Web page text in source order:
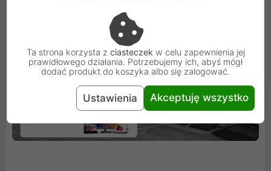
Ta strona korzysta z ciasteczek w celu zapewnienia jej
prawidłowego działania. Potrzebujemy ich, abyś mógł
dodać produkt do koszyka albo się zalogować.
Ustawienia Akceptuję wszystko